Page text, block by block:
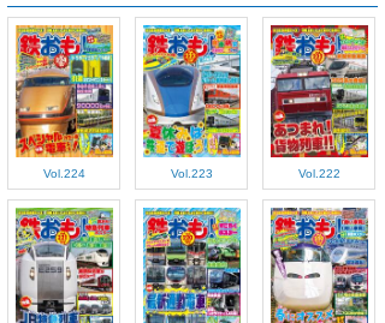
Vol.224 Vol.223 Vol.222